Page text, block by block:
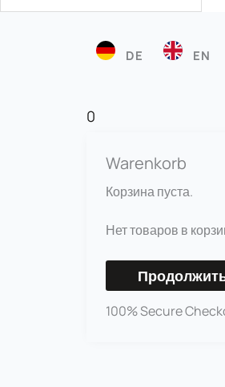
DE EN
0
Warenkorb
Корзина пуста.
Нет товаров в
100% Secure